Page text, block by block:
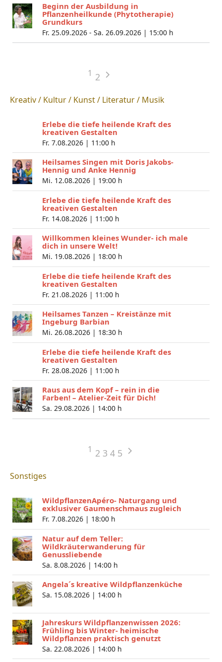
Beginn der Ausbildung in
Pflanzenheilkunde (Phytotherapie)
Grundkurs
Fr. 25.09.2026 - Sa. 26.09.2026 | 15:00 h
1 2
Kreativ / Kultur / Kunst / Literatur / Musik
Erlebe die tiefe heilende Kraft des
kreativen Gestalten
Fr. 7.08.2026 | 11:00 h
Heilsames Singen mit Doris Jakobs-
Hennig und Anke Hennig
Mi. 12.08.2026 | 19:00 h
Erlebe die tiefe heilende Kraft des
kreativen Gestalten
Fr. 14.08.2026 | 11:00 h
Willkommen kleines Wunder- ich male
dich in unsere Welt!
Mi. 19.08.2026 | 18:00 h
Erlebe die tiefe heilende Kraft des
kreativen Gestalten
Fr. 21.08.2026 | 11:00 h
Heilsames Tanzen – Kreistänze mit
Ingeburg Barbian
Mi. 26.08.2026 | 18:30 h
Erlebe die tiefe heilende Kraft des
kreativen Gestalten
Fr. 28.08.2026 | 11:00 h
Raus aus dem Kopf – rein in die
Farben! – Atelier-Zeit für Dich!
Sa. 29.08.2026 | 14:00 h
1 2 3 4 5
Sonstiges
WildpflanzenApéro- Naturgang und
exklusiver Gaumenschmaus zugleich
Fr. 7.08.2026 | 18:00 h
Natur auf dem Teller:
Wildkräuterwanderung für
Genussliebende
Sa. 8.08.2026 | 14:00 h
Angela´s kreative Wildpflanzenküche
Sa. 15.08.2026 | 14:00 h
Jahreskurs Wildpflanzenwissen 2026:
Frühling bis Winter- heimische
Wildpflanzen praktisch genutzt
Sa. 22.08.2026 | 14:00 h